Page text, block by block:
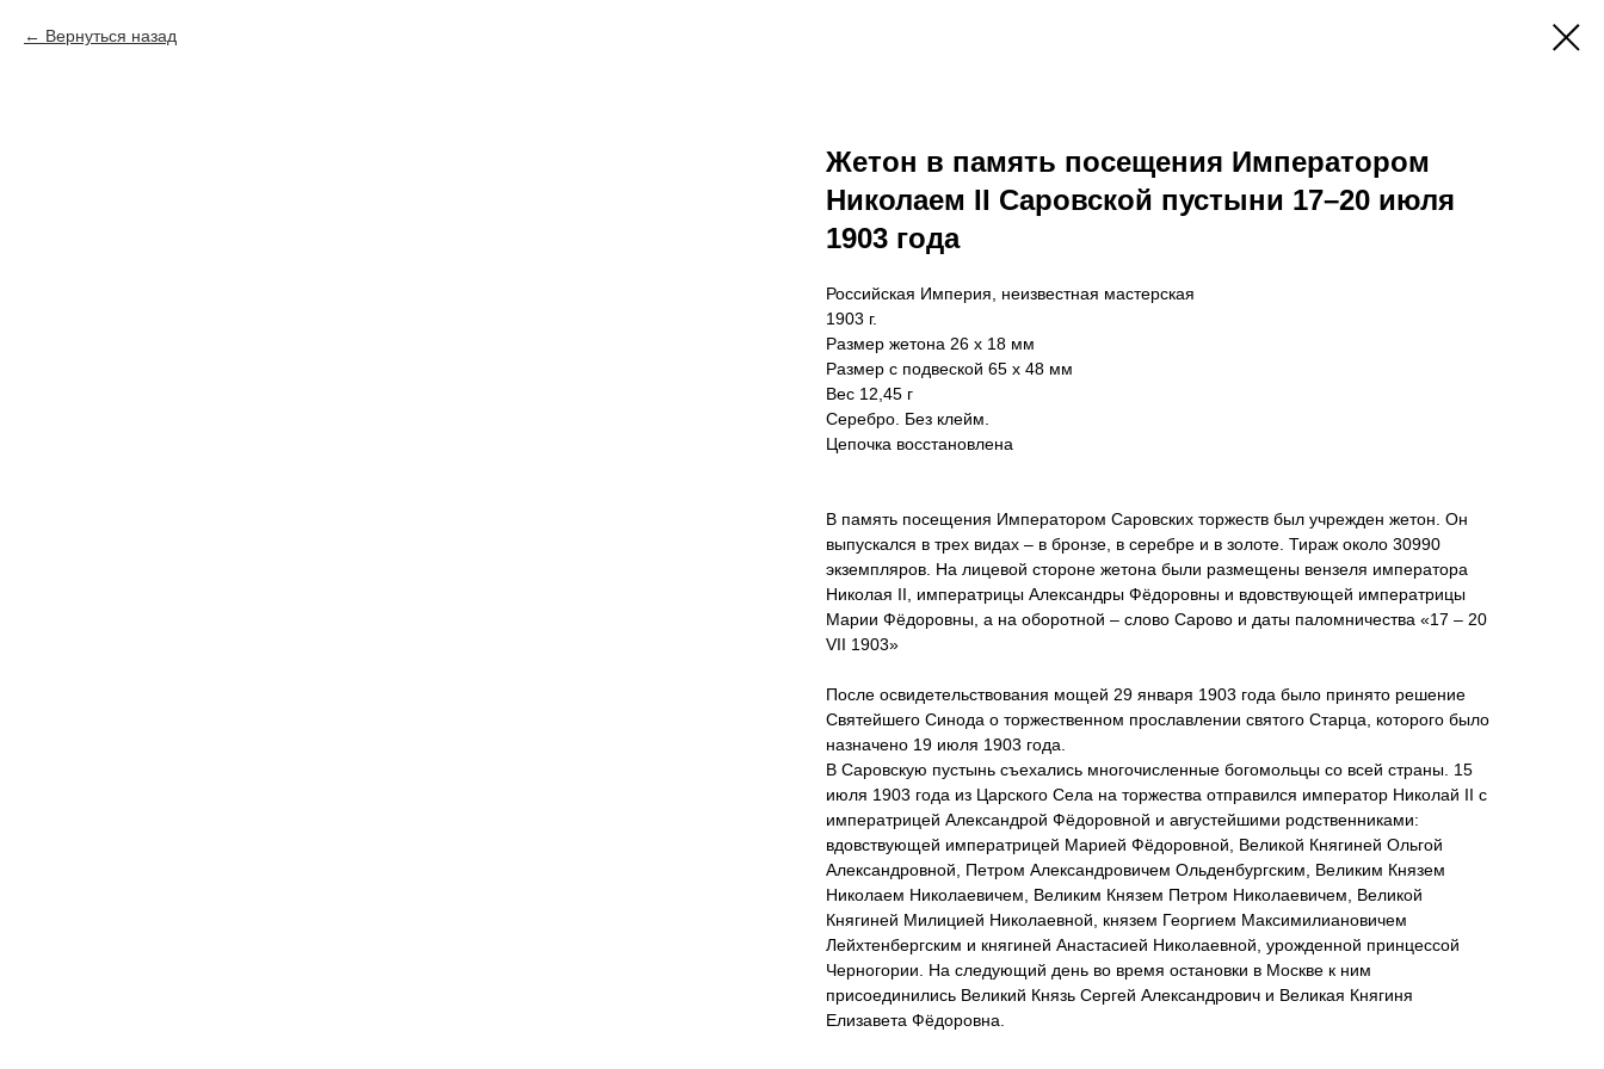
Вернуться назад
Жетон в память посещения Императором
Николаем II Саровской пустыни 17–20 июля
1903 года
Российская Империя, неизвестная мастерская
1903 г.
Размер жетона 26 х 18 мм
Размер с подвеской 65 х 48 мм
Вес 12,45 г
Серебро. Без клейм.
Цепочка восстановлена
В память посещения Императором Саровских торжеств был учрежден жетон. Он
выпускался в трех видах – в бронзе, в серебре и в золоте. Тираж около 30990
экземпляров. На лицевой стороне жетона были размещены вензеля императора
Николая II, императрицы Александры Фёдоровны и вдовствующей императрицы
Марии Фёдоровны, а на оборотной – слово Сарово и даты паломничества «17 – 20
VII 1903»
После освидетельствования мощей 29 января 1903 года было принято решение
Святейшего Синода о торжественном прославлении святого Старца, которого было
назначено 19 июля 1903 года.
В Саровскую пустынь съехались многочисленные богомольцы со всей страны. 15
июля 1903 года из Царского Села на торжества отправился император Николай II с
императрицей Александрой Фёдоровной и августейшими родственниками:
вдовствующей императрицей Марией Фёдоровной, Великой Княгиней Ольгой
Александровной, Петром Александровичем Ольденбургским, Великим Князем
Николаем Николаевичем, Великим Князем Петром Николаевичем, Великой
Княгиней Милицией Николаевной, князем Георгием Максимилиановичем
Лейхтенбергским и княгиней Анастасией Николаевной, урожденной принцессой
Черногории. На следующий день во время остановки в Москве к ним
присоединились Великий Князь Сергей Александрович и Великая Княгиня
Елизавета Фёдоровна.